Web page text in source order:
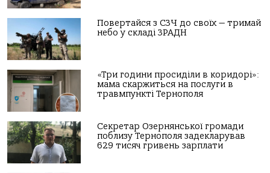
Повертайся з СЗЧ до своїх — тримай
небо у складі ЗРАДН
«Три години просиділи в коридорі»:
мама скаржиться на послуги в
травмпункті Тернополя
Секретар Озернянської громади
поблизу Тернополя задекларував
629 тисяч гривень зарплати